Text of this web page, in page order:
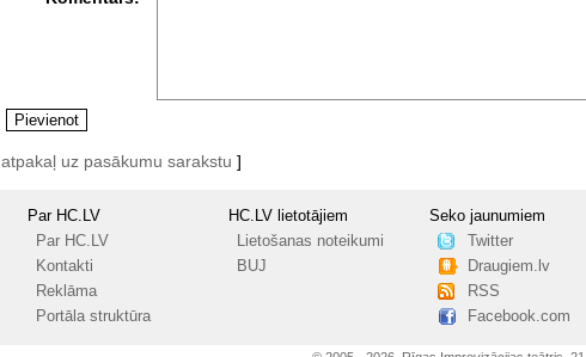
atpakaļ uz pasākumu sarakstu ]
Par HC.LV
Par HC.LV
Kontakti
Reklāma
Portāla struktūra
HC.LV lietotājiem
Lietošanas noteikumi
BUJ
Seko jaunumiem
Twitter
Draugiem.lv
RSS
Facebook.com